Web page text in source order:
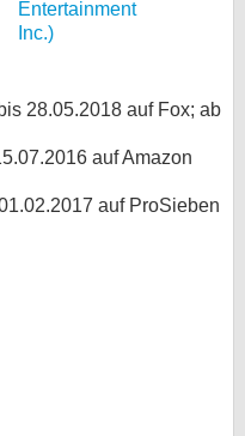
28.05.2018 auf Fox; ab
auf Amazon
auf ProSieben